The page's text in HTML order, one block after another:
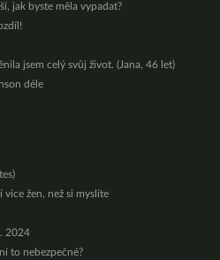
jak byste měla vypadat?
jsem celý svůj život. (Jana, 46 let)
déle
více žen, než si myslíte
2024
to nebezpečné?